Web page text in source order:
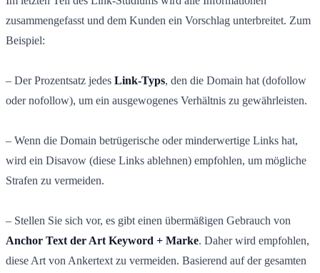
zusammengefasst und dem Kunden ein Vorschlag unterbreitet. Zum
Beispiel:
– Der Prozentsatz jedes Link-Typs, den die Domain hat (dofollow
oder nofollow), um ein ausgewogenes Verhältnis zu gewährleisten.
– Wenn die Domain betrügerische oder minderwertige Links hat,
wird ein Disavow (diese Links ablehnen) empfohlen, um mögliche
Strafen zu vermeiden.
– Stellen Sie sich vor, es gibt einen übermäßigen Gebrauch von
Anchor Text der Art Keyword + Marke. Daher wird empfohlen,
diese Art von Ankertext zu vermeiden. Basierend auf der gesamten